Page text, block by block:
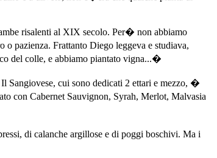
risalenti al XIX secolo. Per� non abbiamo
pazienza. Frattanto Diego leggeva e studiava,
del colle, e abbiamo piantato vigna...�
cui sono dedicati 2 ettari e mezzo, �
con Cabernet Sauvignon, Syrah, Merlot, Malvasia
di calanche argillose e di poggi boschivi. Ma i